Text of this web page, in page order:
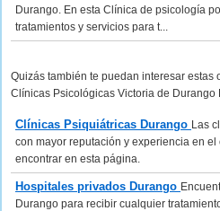
Durango. En esta Clínica de psicología
tratamientos y servicios para t...
Quizás también te puedan interesar estas
Clínicas Psicológicas Victoria de Durango
Clínicas Psiquiátricas Durango Las
con mayor reputación y experiencia en
encontrar en esta página.
Hospitales privados Durango
Durango para recibir cualquier